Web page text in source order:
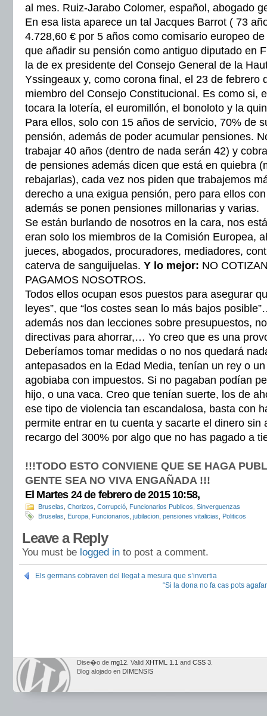
al mes. Ruiz-Jarabo Colomer, español, abogado
En esa lista aparece un tal Jacques Barrot ( 73
4.728,60 € por 5 años como comisario europeo
que añadir su pensión como antiguo diputado en
la de ex presidente del Consejo General de la
Yssingeaux y, como corona final, el 23 de febrero
miembro del Consejo Constitucional. Es como si,
tocara la lotería, el euromillón, el bonoloto y la
Para ellos, solo con 15 años de servicio, 70% de
pensión, además de poder acumular pensiones.
trabajar 40 años (dentro de nada serán 42) y
de pensiones además dicen que está en quiebra
rebajarlas), cada vez nos piden que trabajemos
derecho a una exigua pensión, pero para ellos
además se ponen pensiones millonarias y varias.
Se están burlando de nosotros en la cara, nos
eran solo los miembros de la Comisión Europea,
jueces, abogados, procuradores, mediadores,
caterva de sanguijuelas. Y lo mejor: NO
PAGAMOS NOSOTROS.
Todos ellos ocupan esos puestos para asegurar
leyes”, que “los costes sean lo más bajos
además nos dan lecciones sobre presupuestos,
directivas para ahorrar,… Yo creo que es una
Deberíamos tomar medidas o no nos quedará
antepasados en la Edad Media, tenían un rey o
agobiaba con impuestos. Si no pagaban podían
hijo, o una vaca. Creo que tenían suerte, los de
ese tipo de violencia tan escandalosa, basta con
permite entrar en tu cuenta y sacarte el dinero sin
recargo del 300% por algo que no has pagado a
!!!TODO ESTO CONVIENE QUE SE HAGA
GENTE SEA NO VIVA ENGAÑADA !!!
El Martes 24 de febrero de 2015 10:58,
Bruselas Chorizos Corrupció Funcionarios Publicos Sinverguenzas
Bruselas
Europa Funcionarios jubilacion pensiones vitalicias Politicos
Leave a Reply
You must be logged in to post a comment.
Els germans cobraven del llegat a mesura que s’invertia
“Si la dona no fa cas pots
Dise�o de mg12 . Valid XHTML 1.1 and CSS 3
Blog alojado en DIMENSIS